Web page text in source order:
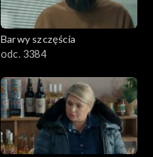
Barwy szczęścia
odc. 3384